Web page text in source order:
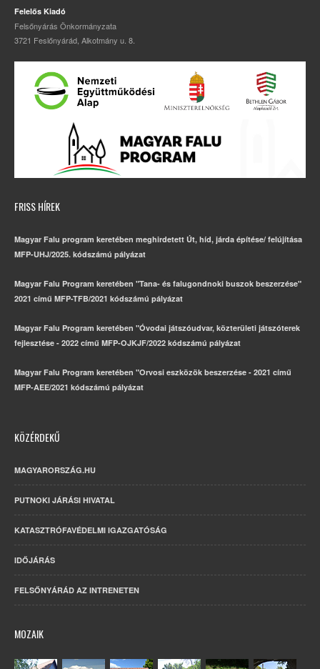
Felelős Kiadó
Felsőnyárás Önkormányzata
3721 Feslőnyárád, Alkotmány u. 8.
FRISS HÍREK
Magyar Falu program keretében meghirdetett Út, híd, járda építése/ felújítása
MFP-UHJ/2025. kódszámú pályázat
Magyar Falu Program keretében "Tana- és falugondnoki buszok beszerzése"
2021 című MFP-TFB/2021 kódszámú pályázat
Magyar Falu Program keretében "Óvodai játszóudvar, közterületi játszóterek
fejlesztése - 2022 című MFP-OJKJF/2022 kódszámú pályázat
Magyar Falu Program keretében "Orvosi eszközök beszerzése - 2021 című
MFP-AEE/2021 kódszámú pályázat
KÖZÉRDEKŰ
MAGYARORSZÁG.HU
PUTNOKI JÁRÁSI HIVATAL
KATASZTRÓFAVÉDELMI IGAZGATÓSÁG
IDŐJÁRÁS
FELSŐNYÁRÁD AZ INTRENETEN
MOZAIK